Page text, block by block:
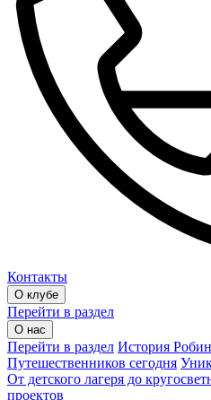
Контакты
О клубе
Перейти в раздел
О нас
Перейти в раздел История
Путешественников сегодня
От детского лагеря до
проектов